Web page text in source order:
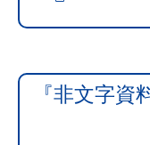
『非文字